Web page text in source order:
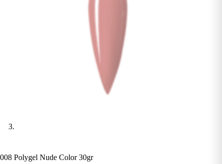
008 Polygel Nude Color 30gr